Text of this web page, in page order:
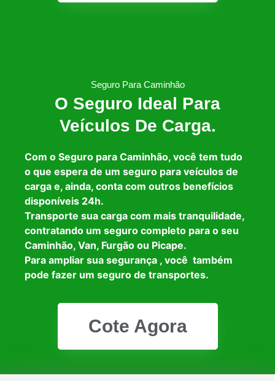
Seguro Para Caminhão
O Seguro Ideal Para
Veículos De Carga.
Com o Seguro para Caminhão, você tem tudo
o que espera de um seguro para veículos de
carga e, ainda, conta com outros benefícios
disponíveis 24h.
Transporte sua carga com mais tranquilidade,
contratando um seguro completo para o seu
Caminhão, Van, Furgão ou Picape.
Para ampliar sua segurança , você também
pode fazer um seguro de transportes.
Cote Agora